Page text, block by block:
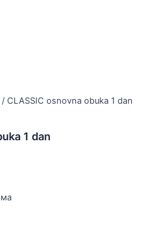
/ CLASSIC osnovna obuka 1 dan
1 dan